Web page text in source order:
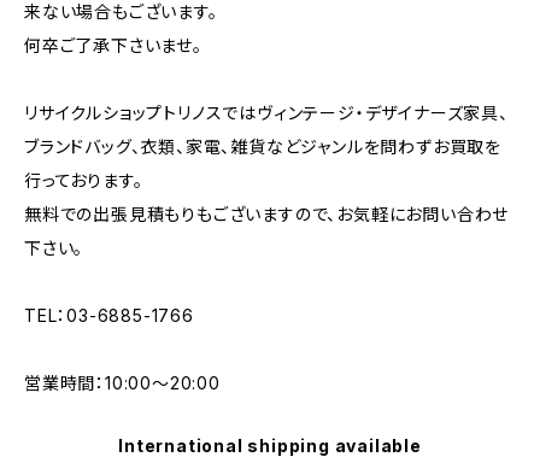
来ない場合もございます。
何卒ご了承下さいませ。
リサイクルショップトリノスではヴィンテージ・デザイナーズ家具、
ブランドバッグ、衣類、家電、雑貨などジャンルを問わずお買取を
行っております。
無料での出張見積もりもございますので、お気軽にお問い合わせ
下さい。
TEL：03-6885-1766
営業時間：10:00〜20:00
International shipping available